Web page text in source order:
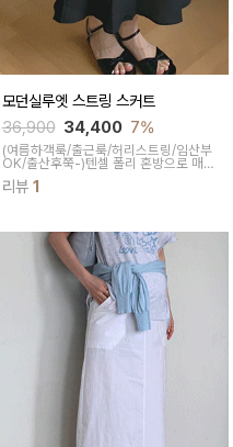
모던실루엣 스트링 스커트
36,900 34,400 7%
(여름하객룩/출근룩/허리스트링/임산부
OK/출산후쭉-)텐셀 폴리 혼방으로 매끄
러운 텍스처와 입었을 때 찰랑거림이 우
아하고 세련되게 착용 되면서 일자로 넓
답니다
리뷰 1